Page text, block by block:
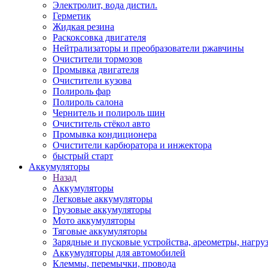
Электролит, вода дистил.
Герметик
Жидкая резина
Раскоксовка двигателя
Нейтрализаторы и преобразователи ржавчины
Очистители тормозов
Промывка двигателя
Очистители кузова
Полироль фар
Полироль салона
Чернитель и полироль шин
Очиститель стёкол авто
Промывка кондиционера
Очистители карбюратора и инжектора
быстрый старт
Аккумуляторы
Назад
Аккумуляторы
Легковые аккумуляторы
Грузовые аккумуляторы
Мото аккумуляторы
Тяговые аккумуляторы
Зарядные и пусковые устройства, ареометры,
Аккумуляторы для автомобилей
Клеммы, перемычки, провода